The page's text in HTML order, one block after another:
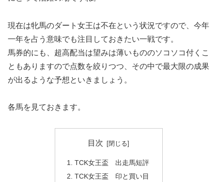
現在は牝馬のダート女王は不在という状況ですので、今年
一年を占う意味でも注目しておきたい一戦です。
馬券的にも、超高配当は望みは薄いもののソコソコ付くこ
ともありますので点数を絞りつつ、その中で最大限の成果
が出るような予想といきましょう。
各馬を見ておきます。
目次
TCK女王盃 出走馬短評
TCK女王盃 印と買い目